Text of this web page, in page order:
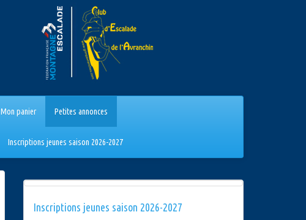
Mon panier Petites annonces
Inscriptions jeunes saison 2026-2027
Inscriptions jeunes saison 2026-2027